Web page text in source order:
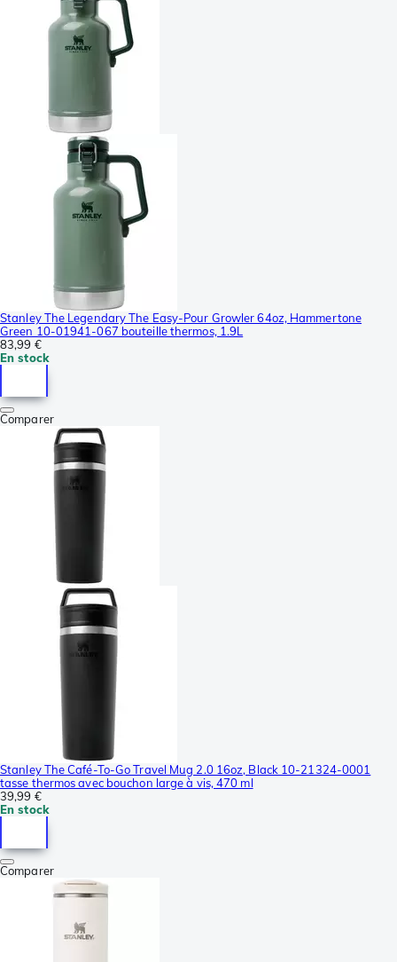
Stanley The Legendary The Easy-Pour Growler 64oz, Hammertone
Green 10-01941-067 bouteille thermos, 1.9L
83,99 €
En stock
Comparer
Stanley The Café-To-Go Travel Mug 2.0 16oz, Black 10-21324-0001
tasse thermos avec bouchon large à vis, 470 ml
39,99 €
En stock
Comparer